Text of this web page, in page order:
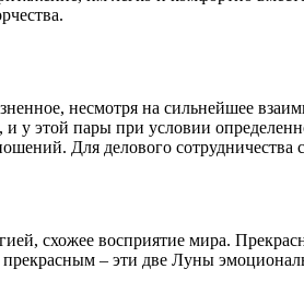
несмотря на сильнейшее
и у этой пары при условии
Для делового сотрудничества
схожее восприятие мира.
– эти две Луны